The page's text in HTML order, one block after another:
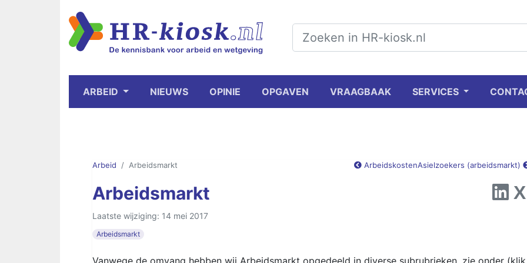
ARBEID NIEUWS OPINIE OPGAVEN VRAAGBAAK SERVICES
Arbeid Arbeidsmarkt ArbeidskostenAsielzoekers (arbeidsmarkt)
Arbeidsmarkt
Laatste wijziging: 14 mei 2017
Arbeidsmarkt
Vanwege de omvang hebben wij Arbeidsmarkt opgedeeld in diverse subrubrieken, zie onder (klik